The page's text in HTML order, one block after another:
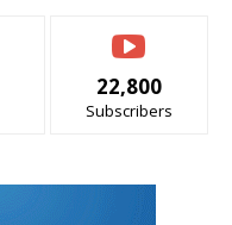
22,800
Subscribers